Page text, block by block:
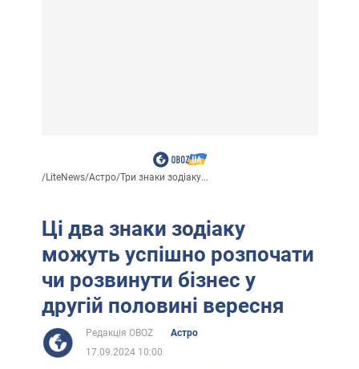
/LiteNews/Астро/Три знаки зодіаку...
Ці два знаки зодіаку
можуть успішно розпочати
чи розвинути бізнес у
другій половині вересня
Редакція OBOZ
Астро
17.09.2024 10:00